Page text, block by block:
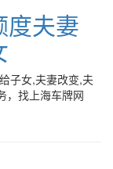
度夫妻
子女,夫妻改变,夫
，找上海车牌网